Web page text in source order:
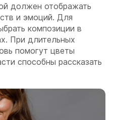
должен отображать
и эмоций. Для
композиции в
При длительных
помогут цветы
способны рассказать